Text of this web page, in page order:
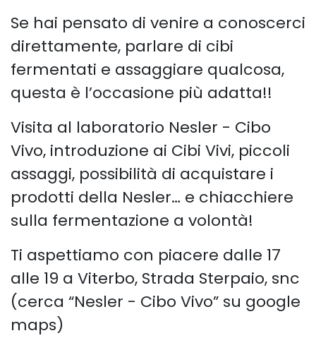
Se hai pensato di venire a conoscerci
direttamente, parlare di cibi
fermentati e assaggiare qualcosa,
questa è l’occasione più adatta!!
Visita al laboratorio Nesler - Cibo
Vivo, introduzione ai Cibi Vivi, piccoli
assaggi, possibilità di acquistare i
prodotti della Nesler… e chiacchiere
sulla fermentazione a volontà!
Ti aspettiamo con piacere dalle 17
alle 19 a Viterbo, Strada Sterpaio, snc
(cerca “Nesler - Cibo Vivo” su google
maps)